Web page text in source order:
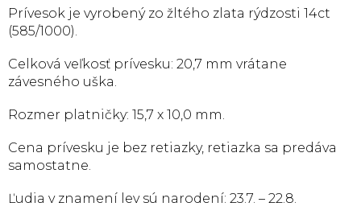
Prívesok je vyrobený zo žltého zlata rýdzosti 14ct
(585/1000).
Celková veľkosť prívesku: 20,7 mm vrátane
závesného uška.
Rozmer platničky: 15,7 x 10,0 mm.
Cena prívesku je bez retiazky, retiazka sa predáva
samostatne.
Ľudia v znamení lev sú narodení: 23.7. – 22.8.